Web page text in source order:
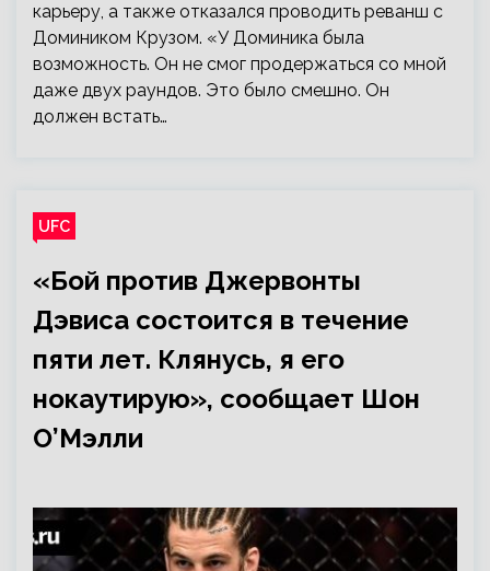
карьеру, а также отказался проводить реванш с
Домиником Крузом. «У Доминика была
возможность. Он не смог продержаться со мной
даже двух раундов. Это было смешно. Он
должен встать…
UFC
«Бой против Джервонты
Дэвиса состоится в течение
пяти лет. Клянусь, я его
нокаутирую», сообщает Шон
О’Мэлли